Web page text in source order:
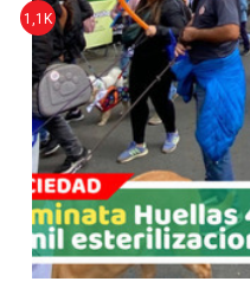
1,1K